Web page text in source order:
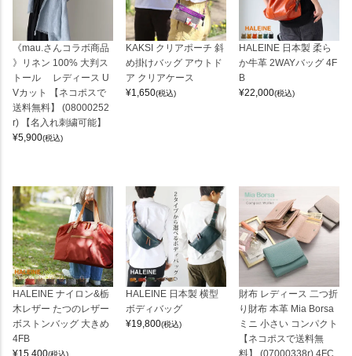
《mau.さんコラボ商品
》リネン 100% 大判ス
トール レディース U
Vカット 【ネコポスで
送料無料】 (08000252
r) 【名入れ刺繍可能】
¥5,900(税込)
KAKSI クリアポーチ 斜
め掛けバッグ アウトド
ア クリアケース
¥1,650(税込)
HALEINE 日本製 柔ら
か牛革 2WAYバッグ 4F
B
¥22,000(税込)
HALEINE ナイロン&栃
木レザー たつのレザー
ボストンバッグ 大きめ
4FB
¥15,400(税込)
HALEINE 日本製 横型
ボディバッグ
¥19,800(税込)
財布 レディース 二つ折
り財布 本革 Mia Borsa
ミニ 小さい コンパクト
【ネコポスで送料無
料】 (07000338r) 4FC